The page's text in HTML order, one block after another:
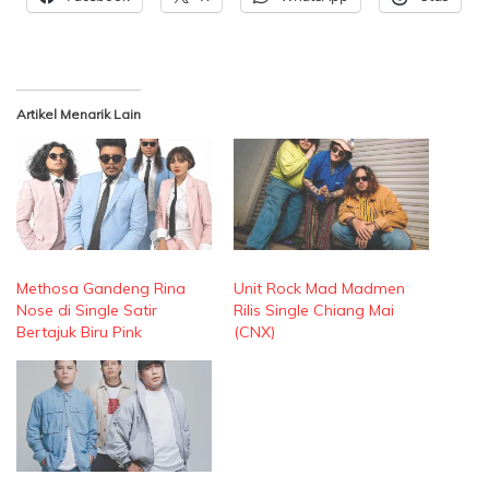
Artikel Menarik Lain
Methosa Gandeng Rina
Nose di Single Satir
Bertajuk Biru Pink
Unit Rock Mad Madmen
Rilis Single Chiang Mai
(CNX)